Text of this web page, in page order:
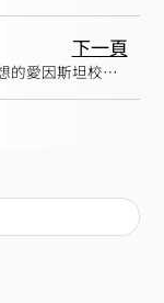
下一頁
我心目中理想的愛因斯坦校舍規劃